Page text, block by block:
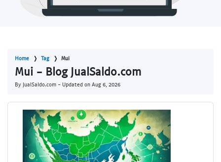
Home Tag Mui
Mui - Blog JualSaldo.com
By JualSaldo.com - Updated on Aug 6, 2026